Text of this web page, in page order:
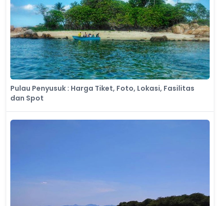
​Pulau Penyusuk : Harga Tiket, Foto, Lokasi, Fasilitas
dan Spot